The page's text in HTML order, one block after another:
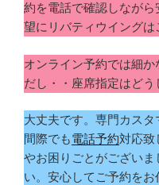
約を電話で確認しなが
望にリバティウイングは
オンライン予約では細
だし・・座席指定はどう
大丈夫です。専門カス
間際でも電話予約対応致
やお困りごとがござい
い。安心してご予約をお